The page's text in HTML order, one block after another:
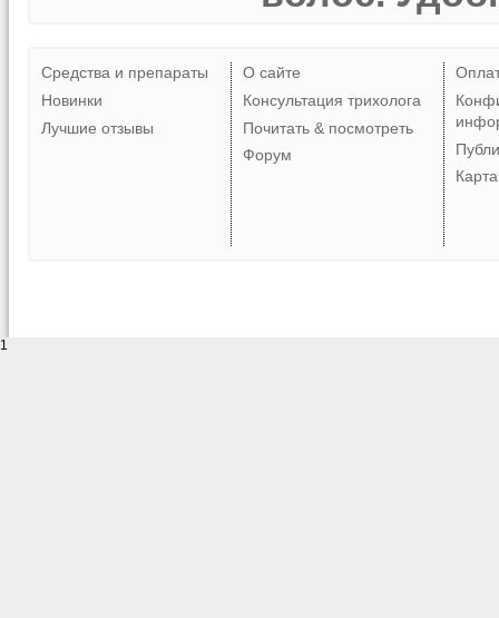
Средства и препараты
Новинки
Лучшие отзывы
О сайте
Консультация трихолога
Почитать & посмотреть
Форум
1